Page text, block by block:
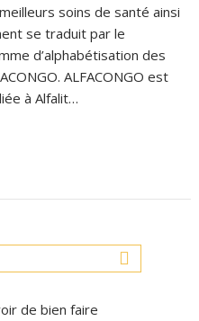
soins de santé ainsi
se traduit par le
d’alphabétisation des
ALFACONGO est
à Alfalit…
de bien faire